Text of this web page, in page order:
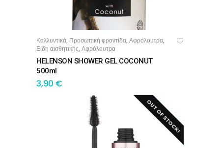
ΠΡΟΣΘΉΚΗ ΣΤΟ ΚΑΛΆΘΙ
Καλλυντικά, Προσωπική φροντίδα, Αφρόλουτρα,
Είδη αισθητικής, Αφρόλουτρα
HELENSON SHOWER GEL COCONUT
500ml
3,90 €
SALE!
OUT OF STOCK!